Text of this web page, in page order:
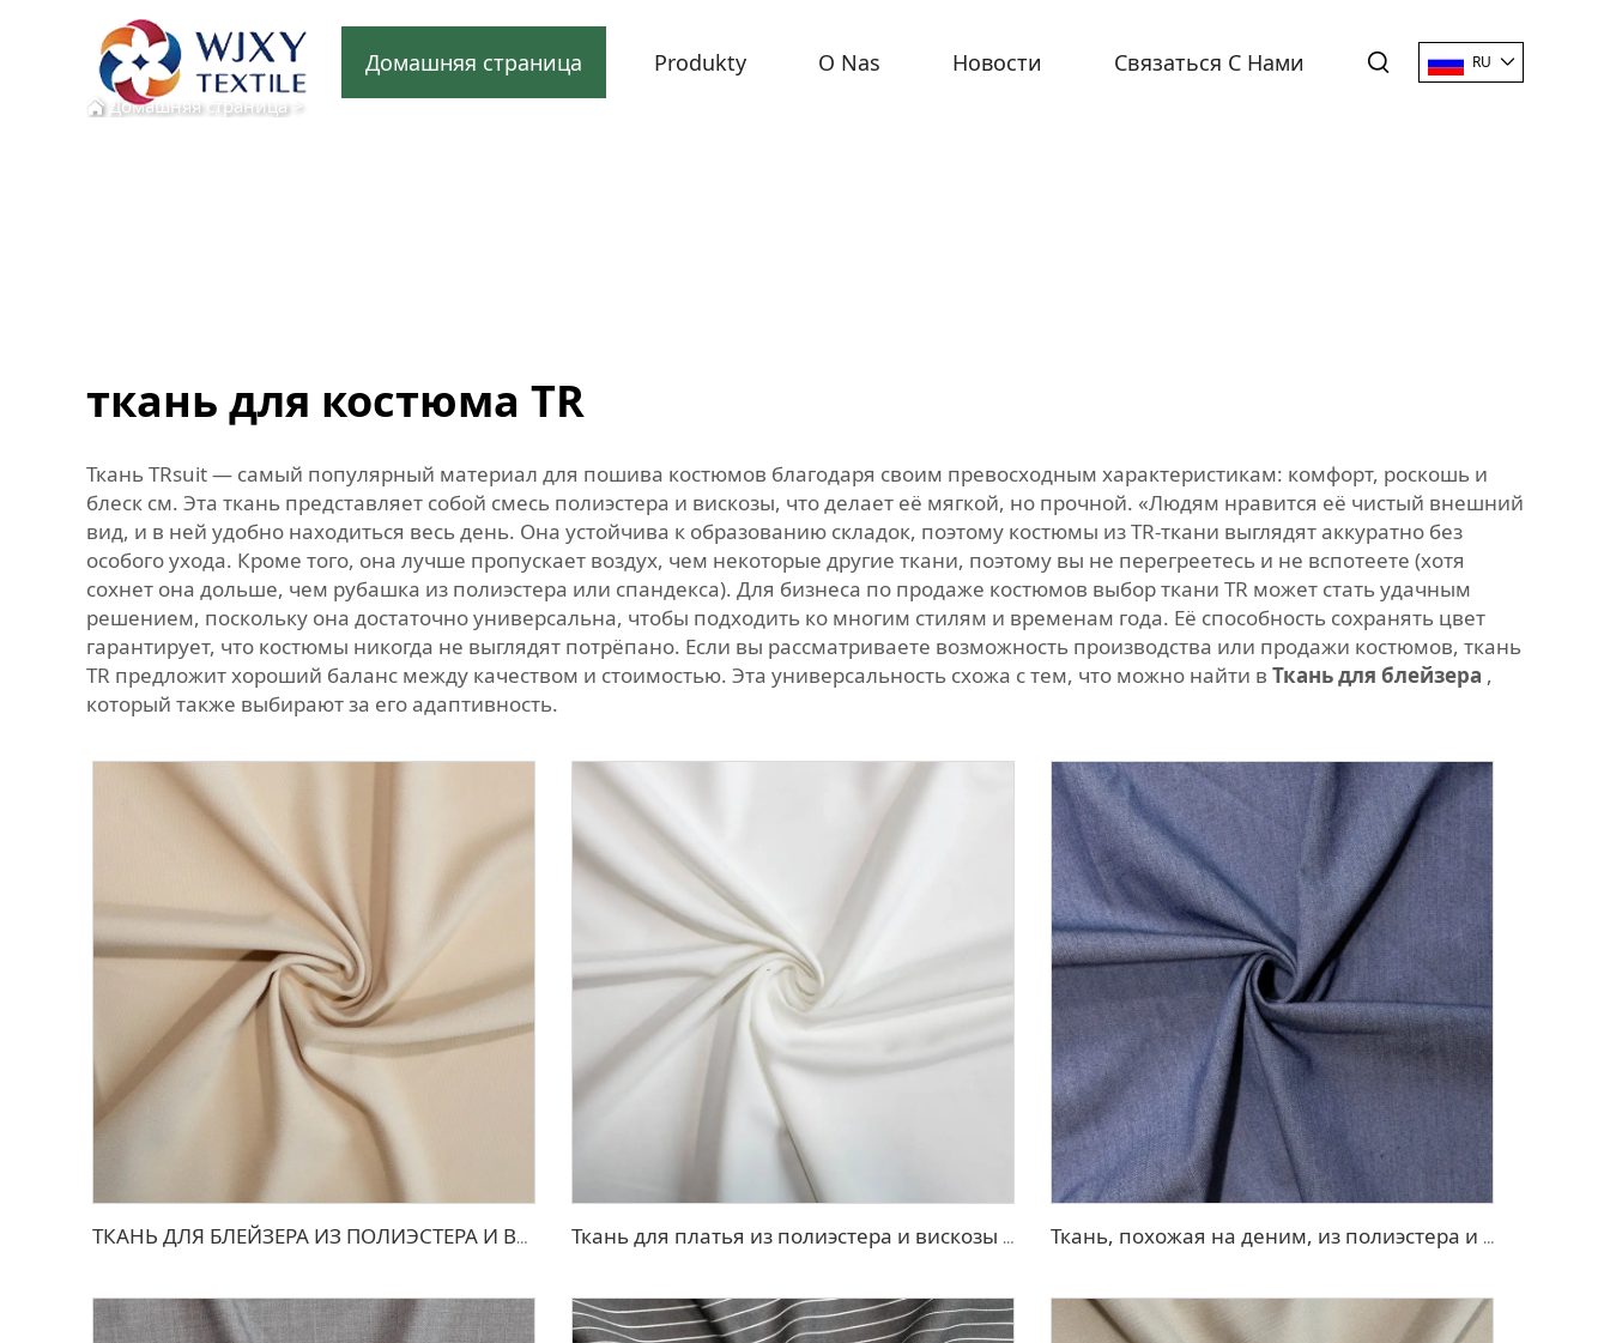
Домашняя страница Produkty O Nas Новости Связаться С Нами RU
Домашняя страница>
ткань для костюма TR
Ткань TRsuit — самый популярный материал для пошива костюмов благодаря своим превосходным характеристикам: комфорт, роскошь и
блеск см. Эта ткань представляет собой смесь полиэстера и вискозы, что делает её мягкой, но прочной. «Людям нравится её чистый внешний
вид, и в ней удобно находиться весь день. Она устойчива к образованию складок, поэтому костюмы из TR-ткани выглядят аккуратно без
особого ухода. Кроме того, она лучше пропускает воздух, чем некоторые другие ткани, поэтому вы не перегреетесь и не вспотеете (хотя
сохнет она дольше, чем рубашка из полиэстера или спандекса). Для бизнеса по продаже костюмов выбор ткани TR может стать удачным
решением, поскольку она достаточно универсальна, чтобы подходить ко многим стилям и временам года. Её способность сохранять цвет
гарантирует, что костюмы никогда не выглядят потрёпано. Если вы рассматриваете возможность производства или продажи костюмов, ткань
TR предложит хороший баланс между качеством и стоимостью. Эта универсальность схожа с тем, что можно найти в Ткань для блейзера ,
который также выбирают за его адаптивность.
ТКАНЬ ДЛЯ БЛЕЙЗЕРА ИЗ ПОЛИЭСТЕРА И ВИСКОЗЫ Ткань для платья из полиэстера и вискозы с эффектом стрейч Ткань, похожая на деним, из полиэстера и вискозы